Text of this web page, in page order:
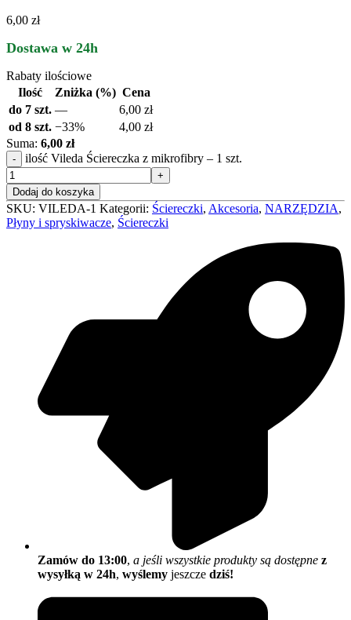
6,00 zł
Dostawa w 24h
Rabaty ilościowe
Ilość
Zniżka (%) Cena
do 7 szt. — 6,00 zł
od 8 szt. −33% 4,00 zł
Suma: 6,00 zł
ilość Vileda Ściereczka z mikrofibry – 1 szt.
Dodaj do koszyka
SKU: VILEDA-1 Kategorii: Ściereczki, Akcesoria, NARZĘDZIA,
Płyny i spryskiwacze, Ściereczki
Zamów do 13:00, a jeśli wszystkie produkty są dostępne z
wysyłką w 24h, wyślemy jeszcze dziś!